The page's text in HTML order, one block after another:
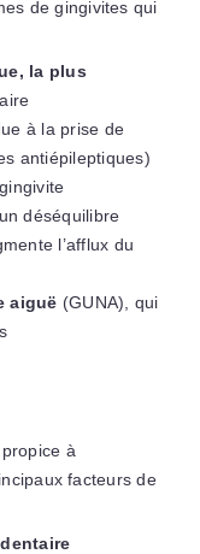
de gingivites qui
la plus
à la prise de
antiépileptiques)
gingivite
déséquilibre
l’afflux du
aiguë (GUNA), qui
à
facteurs de